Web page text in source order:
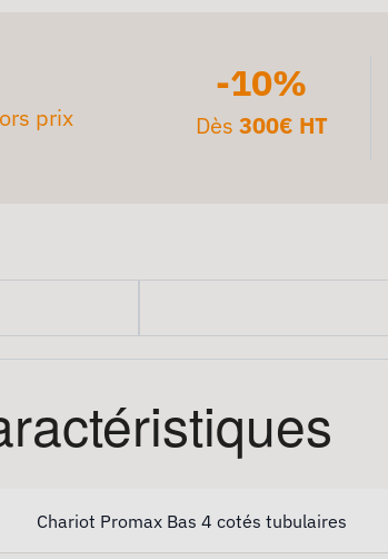
prix
-10%
Dès 300€ HT
Chariot Promax Bas 4 cotés tubulaires